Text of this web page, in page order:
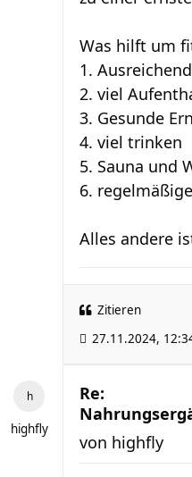
Was hilft um
1.
2. viel
3. Gesunde
4. viel trinken
5. Sauna und
6.
Alles andere
Zitieren
27.11.2024,
highfly
Re:
von highfly